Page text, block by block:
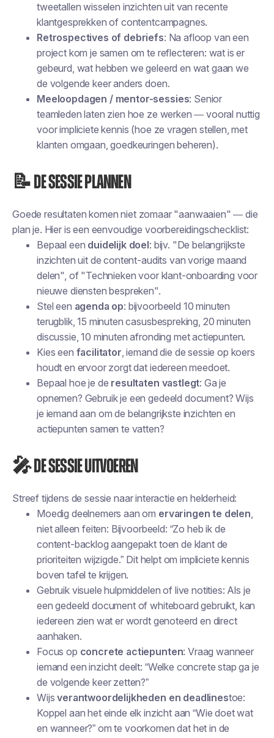
tweetallen wisselen inzichten uit van recente
klantgesprekken of contentcampagnes.
Retrospectives of debriefs: Na afloop van een
project kom je samen om te reflecteren: wat is er
gebeurd, wat hebben we geleerd en wat gaan we
de volgende keer anders doen.
Meeloopdagen / mentor-sessies: Senior
teamleden laten zien hoe ze werken — vooral nuttig
voor impliciete kennis (hoe ze vragen stellen, met
klanten omgaan, goedkeuringen beheren).
📝 De sessie plannen
Goede resultaten komen niet zomaar "aanwaaien" — die
plan je. Hier is een eenvoudige voorbereidingschecklist:
Bepaal een duidelijk doel: bijv. "De belangrijkste
inzichten uit de content-audits van vorige maand
delen", of "Technieken voor klant-onboarding voor
nieuwe diensten bespreken".
Stel een agenda op: bijvoorbeeld 10 minuten
terugblik, 15 minuten casusbespreking, 20 minuten
discussie, 10 minuten afronding met actiepunten.
Kies een facilitator, iemand die de sessie op koers
houdt en ervoor zorgt dat iedereen meedoet.
Bepaal hoe je de resultaten vastlegt: Ga je
opnemen? Gebruik je een gedeeld document? Wijs
je iemand aan om de belangrijkste inzichten en
actiepunten samen te vatten?
🎤 De sessie uitvoeren
Streef tijdens de sessie naar interactie en helderheid:
Moedig deelnemers aan om ervaringen te delen,
niet alleen feiten: Bijvoorbeeld: “Zo heb ik de
content-backlog aangepakt toen de klant de
prioriteiten wijzigde.” Dit helpt om impliciete kennis
boven tafel te krijgen.
Gebruik visuele hulpmiddelen of live notities: Als je
een gedeeld document of whiteboard gebruikt, kan
iedereen zien wat er wordt genoteerd en direct
aanhaken.
Focus op concrete actiepunten: Vraag wanneer
iemand een inzicht deelt: “Welke concrete stap ga je
de volgende keer zetten?”
Wijsverantwoordelijkheden en deadlinestoe:
Koppel aan het einde elk inzicht aan “Wie doet wat
en wanneer?” om te voorkomen dat het in de